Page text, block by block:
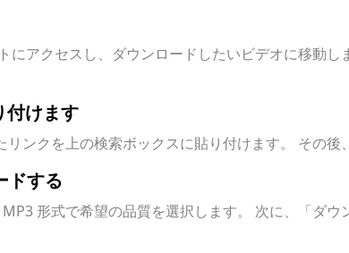
アクセスし、ダウンロードしたいビデオに移動し
付けます
リンクを上の検索ボックスに貼り付けます。 その後
ドする
形式で希望の品質を選択します。 次に、「ダ